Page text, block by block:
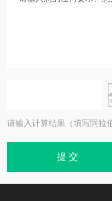
请输入计算结果（填写阿拉